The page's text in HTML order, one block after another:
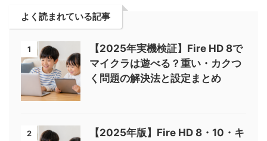
よく読まれている記事
1
【2025年実機検証】Fire HD 8で
マイクラは遊べる？重い・カクつ
く問題の解決法と設定まとめ
2
【2025年版】Fire HD 8・10・キ